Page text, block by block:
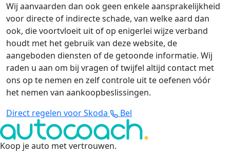
Wij aanvaarden dan ook geen enkele aansprakelijkheid
voor directe of indirecte schade, van welke aard dan
ook, die voortvloeit uit of op enigerlei wijze verband
houdt met het gebruik van deze website, de
aangeboden diensten of de getoonde informatie. Wij
raden u aan om bij vragen of twijfel altijd contact met
ons op te nemen en zelf controle uit te oefenen vóór
het nemen van aankoopbeslissingen.
Direct regelen voor Skoda
Bel
Koop je auto met vertrouwen.